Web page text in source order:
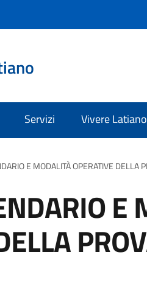
Servizi Vivere Latiano
E MODALITÀ OPERATIVE DELLA
E